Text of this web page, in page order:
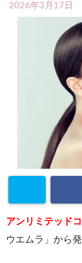
2026年3月17日
アンリミテッド
ウエムラ」から